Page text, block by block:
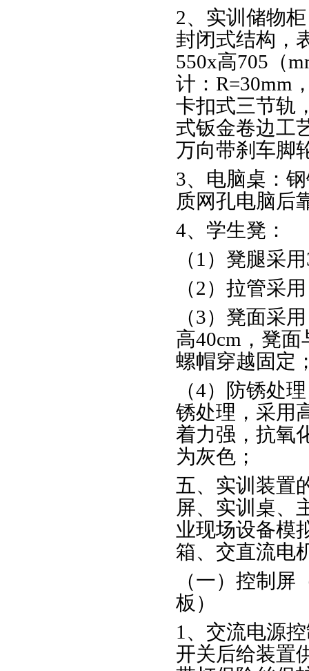
2、实训储物
封闭式结构，
550x高705（
计：R=30mm
卡扣式三节轨
式钣金卷边工
万向带刹车脚
3、电脑桌：
质网孔电脑后
4、学生凳：
（1）凳腿采
（2）拉管采
（3）凳面采
高40cm，凳
螺帽穿越固定
（4）防锈处
锈处理，采用
着力强，抗氧
为灰色；
五、实训装置
屏、实训桌、
业现场设备模
箱、交直流电
（一）控制
板）
1、交流电源
开关后给装置